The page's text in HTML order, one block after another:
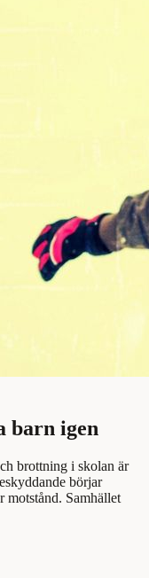
barn igen
brottning i skolan är
börjar
motstånd. Samhället